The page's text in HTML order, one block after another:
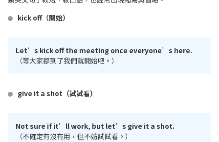
kick off（開始）
Let’s kick off the meeting once everyone’s here.
（等大家都到了我們就開始吧。）
give it a shot（試試看）
Not sure if it’ll work, but let’s give it a shot.
（不確定有沒有用，但不妨試試看。）